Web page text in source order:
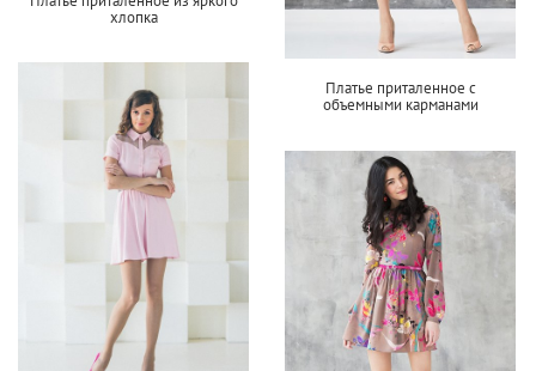
хлопка
Платье приталенное с
объемными карманами